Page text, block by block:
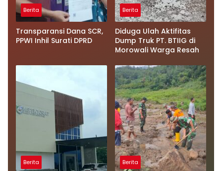
Berita
Transparansi Dana SCR,
PPWI Inhil Surati DPRD
Berita
Diduga Ulah Aktifitas
Dump Truk PT. BTIIG di
Morowali Warga Resah
Berita Berita